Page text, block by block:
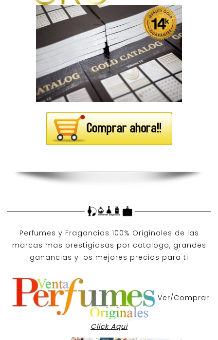
Perfumes y Fragancias 100% Originales de las
marcas mas prestigiosas por catalogo, grandes
ganancias y los mejores precios para ti
Ver/Comprar
Click Aqui